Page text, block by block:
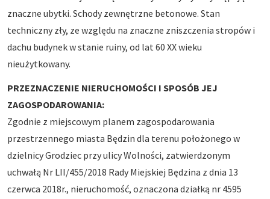
znaczne ubytki. Schody zewnętrzne betonowe. Stan
techniczny zły, ze względu na znaczne zniszczenia stropów i
dachu budynek w stanie ruiny, od lat 60 XX wieku
nieużytkowany.
PRZEZNACZENIE NIERUCHOMOŚCI I SPOSÓB JEJ
ZAGOSPODAROWANIA:
Zgodnie z miejscowym planem zagospodarowania
przestrzennego miasta Będzin dla terenu położonego w
dzielnicy Grodziec przy ulicy Wolności, zatwierdzonym
uchwałą Nr LII/455/2018 Rady Miejskiej Będzina z dnia 13
czerwca 2018r., nieruchomość, oznaczona działką nr 4595